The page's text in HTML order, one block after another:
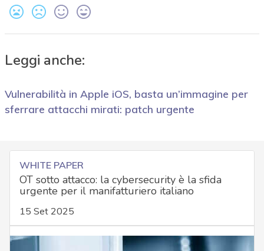
Leggi anche:
Vulnerabilità in Apple iOS, basta un’immagine per
sferrare attacchi mirati: patch urgente
WHITE PAPER
OT sotto attacco: la cybersecurity è la sfida
urgente per il manifatturiero italiano
15 Set 2025